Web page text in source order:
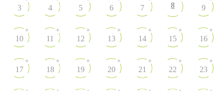
3 4 5 6 7 8 9
10
+
11
+
12
+
13
+
14
+
15
+
16
+
17
+
18
+
19
+
20
+
21
+
22
+
23
+